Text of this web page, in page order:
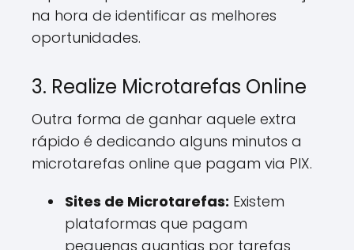
na hora de identificar as melhores
oportunidades.
3. Realize Microtarefas Online
Outra forma de ganhar aquele extra
rápido é dedicando alguns minutos a
microtarefas online que pagam via PIX.
Sites de Microtarefas: Existem
plataformas que pagam
pequenas quantias por tarefas